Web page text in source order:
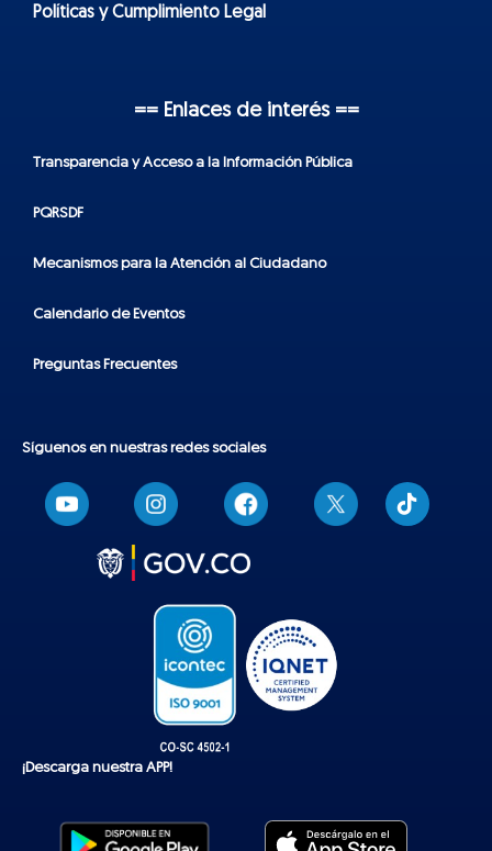
Políticas y Cumplimiento Legal
== Enlaces de interés ==
Transparencia y Acceso a la Información Pública
PQRSDF
Mecanismos para la Atención al Ciudadano
Calendario de Eventos
Preguntas Frecuentes
Síguenos en nuestras redes sociales
T
i
k
¡Descarga nuestra APP!